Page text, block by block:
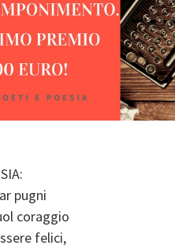
pugni
coraggio
felici,